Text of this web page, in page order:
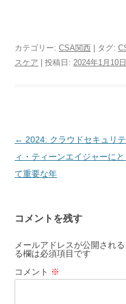
カテゴリー: CSA関西 | タグ:
スケア | 投稿日: 2024年1月10日
投稿ナビゲーション
← 2024: クラウドセキュリテ
ィ・ティーンエイジャーにと
て重要な年
コメントを残す
メールアドレスが公開され
る欄は必須項目です
コメント ※